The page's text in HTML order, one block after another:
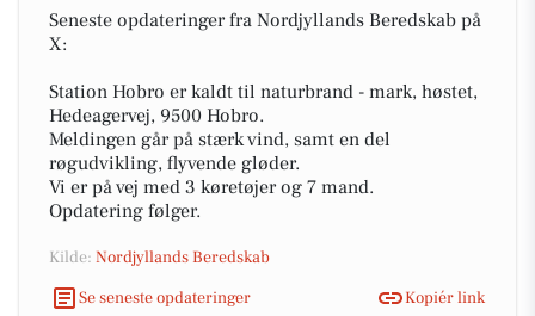
Seneste opdateringer fra Nordjyllands Beredskab på
X:
Station Hobro er kaldt til naturbrand - mark, høstet,
Hedeagervej, 9500 Hobro.
Meldingen går på stærk vind, samt en del
røgudvikling, flyvende gløder.
Vi er på vej med 3 køretøjer og 7 mand.
Opdatering følger.
Kilde: Nordjyllands Beredskab
Se seneste opdateringer
Kopiér link